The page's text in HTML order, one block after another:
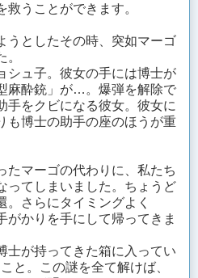
うことができます。
としたその時、突如マーゴ
ュ子。彼女の手には博士が
麻酔銃」が…。爆弾を解除で
手をクビになる彼女。彼女に
も博士の助手の座のほうが重
マーゴの代わりに、私たち
ってしまいました。ちょうど
。さらにタイミングよく
がかりを手にして帰ってきま
が持ってきた箱に入ってい
と。この謎を全て解けば、